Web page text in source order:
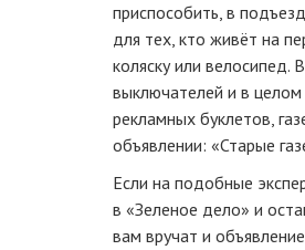
приспособить, в
для тех, кто живёт на
коляску или велосипед.
выключателей и в
рекламных буклетов,
объявлении: «Старые
Если на подобные
в «Зеленое дело» и
вам вручат и